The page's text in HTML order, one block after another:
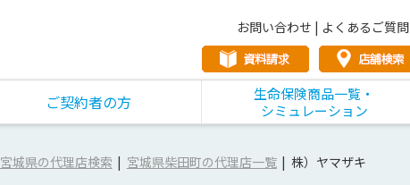
お問い合わせ | よくあるご質問
ご契約者の方
生命保険商品一覧・
シミュレーション
宮城県の代理店検索 宮城県柴田町の代理店一覧 株）ヤマザキ